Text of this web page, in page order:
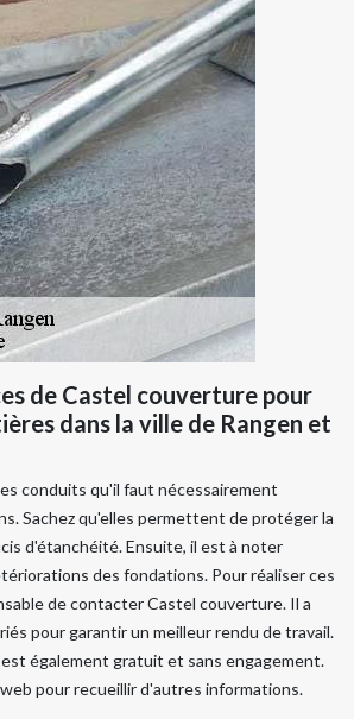
de Castel couverture pour
dans la ville de Rangen et
conduits qu'il faut nécessairement
Sachez qu'elles permettent de protéger la
d'étanchéité. Ensuite, il est à noter
des fondations. Pour réaliser ces
de contacter Castel couverture. Il a
pour garantir un meilleur rendu de travail.
est également gratuit et sans engagement.
pour recueillir d'autres informations.